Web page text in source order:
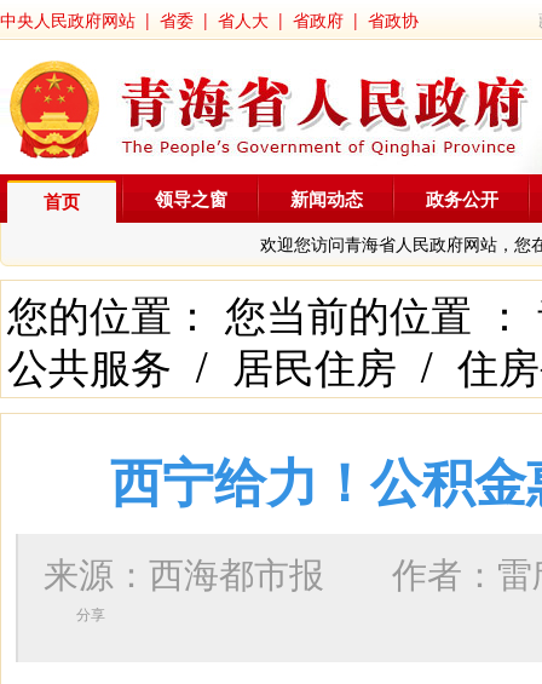
中央人民政府网站 | 省委 | 省人大 | 省政府 | 省政协
首页
欢迎您访问青海省人民政府网站，您
领导之窗 新闻动态 政务公开
您的位置： 您当前的位置 ：
公共服务 / 居民住房 / 住
西宁给力！公积
来源：西海都市报 作者：
分享